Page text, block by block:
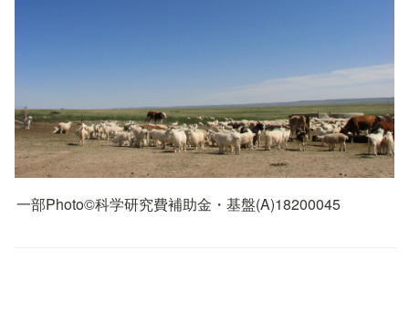
一部Photo©︎科学研究費補助金・基盤(A)18200045